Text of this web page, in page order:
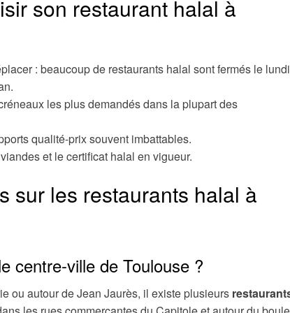
son restaurant halal à
: beaucoup de restaurants halal sont fermés le
les plus demandés dans la plupart des
qualité-prix souvent imbattables.
et le certificat halal en vigueur.
sur les restaurants halal à
centre-ville de Toulouse ?
ou autour de Jean Jaurès, il existe plusieurs